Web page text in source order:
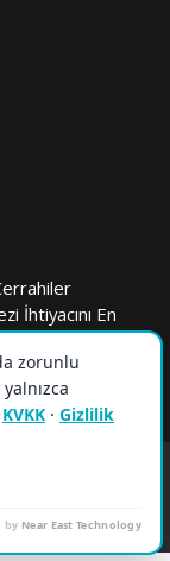
İhtiyacını En
zorunlu
KVKK · Gizlilik
by Near East Technology